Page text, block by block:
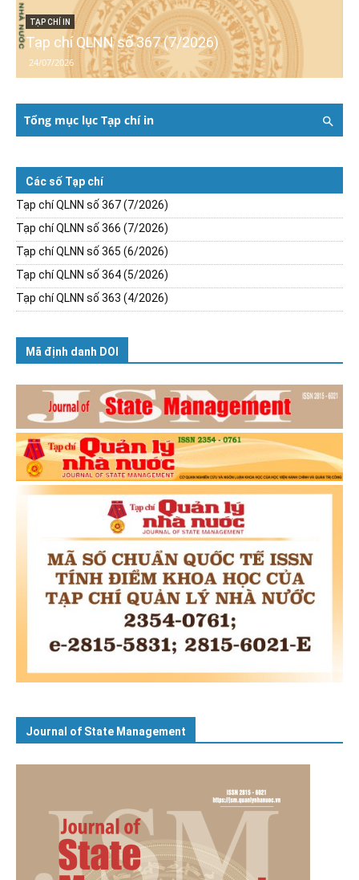
TẠP CHÍ IN
Tạp chí QLNN số 367 (7/2026)
24/07/2026
Tổng mục lục Tạp chí in
Các số Tạp chí
Tạp chí QLNN số 367 (7/2026)
Tạp chí QLNN số 366 (7/2026)
Tạp chí QLNN số 365 (6/2026)
Tạp chí QLNN số 364 (5/2026)
Tạp chí QLNN số 363 (4/2026)
Mã định danh DOI
Journal of State Management